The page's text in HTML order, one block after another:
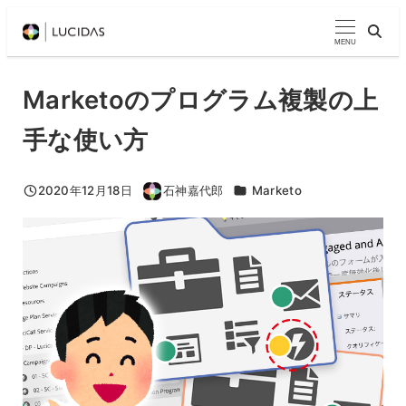
MENU
Marketoのプログラム複製の上
手な使い方
投稿日
2020年12月18日
著
者
石神嘉代郎 カテゴリー
Marketo